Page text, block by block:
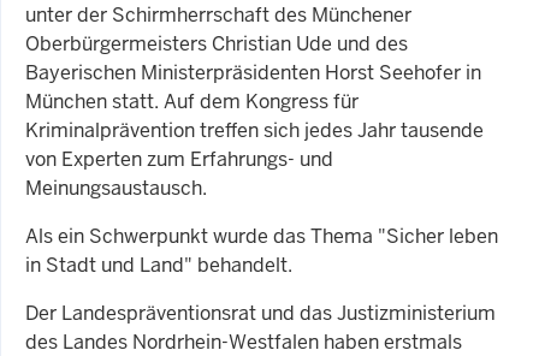
unter der Schirmherrschaft des Münchener
Oberbürgermeisters Christian Ude und des
Bayerischen Ministerpräsidenten Horst Seehofer in
München statt. Auf dem Kongress für
Kriminalprävention treffen sich jedes Jahr tausende
von Experten zum Erfahrungs- und
Meinungsaustausch.
Als ein Schwerpunkt wurde das Thema "Sicher leben
in Stadt und Land" behandelt.
Der Landespräventionsrat und das Justizministerium
des Landes Nordrhein-Westfalen haben erstmals